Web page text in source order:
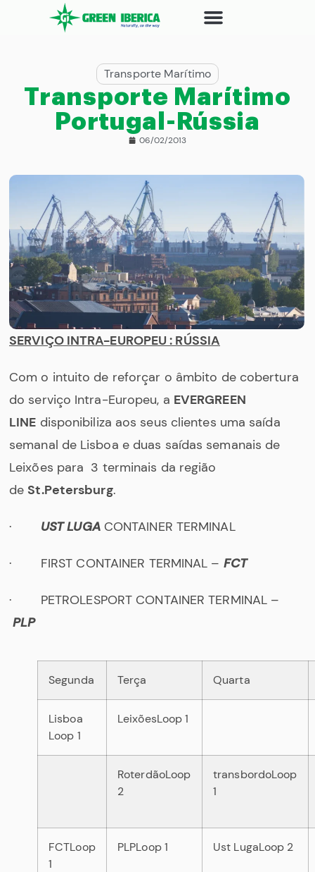
Transporte Marítimo
Transporte Marítimo
Portugal-Rússia
06/02/2013
SERVIÇO INTRA-EUROPEU : RÚSSIA
Com o intuito de reforçar o âmbito de cobertura
do serviço Intra-Europeu, a EVERGREEN
LINE disponibiliza aos seus clientes uma saída
semanal de Lisboa e duas saídas semanais de
Leixões para 3 terminais da região
deSt.Petersburg.
· UST LUGACONTAINER TERMINAL
· FIRST CONTAINER TERMINAL – FCT
· PETROLESPORT CONTAINER TERMINAL –
PLP
Segunda Terça Quarta
Lisboa
Loop 1
LeixõesLoop 1
RoterdãoLoop
2
transbordoLoop
1
FCTLoop
1
PLPLoop 1 Ust LugaLoop 2